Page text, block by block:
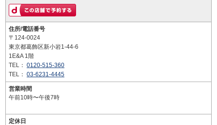
住所/電話番号
〒124-0024
東京都葛飾区新小岩1-44-6
1E&A 1階
TEL： 0120-515-360
TEL： 03-6231-4445
営業時間
午前10時〜午後7時
定休日